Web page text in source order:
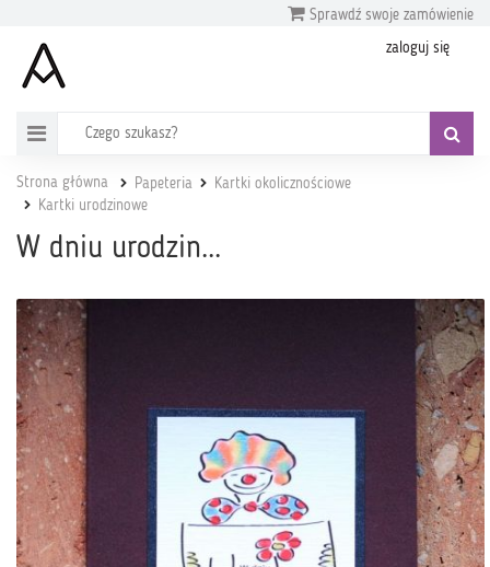
Sprawdź swoje zamówienie
zaloguj się
Strona główna Papeteria
Kartki okolicznościowe
Kartki urodzinowe
W dniu urodzin...